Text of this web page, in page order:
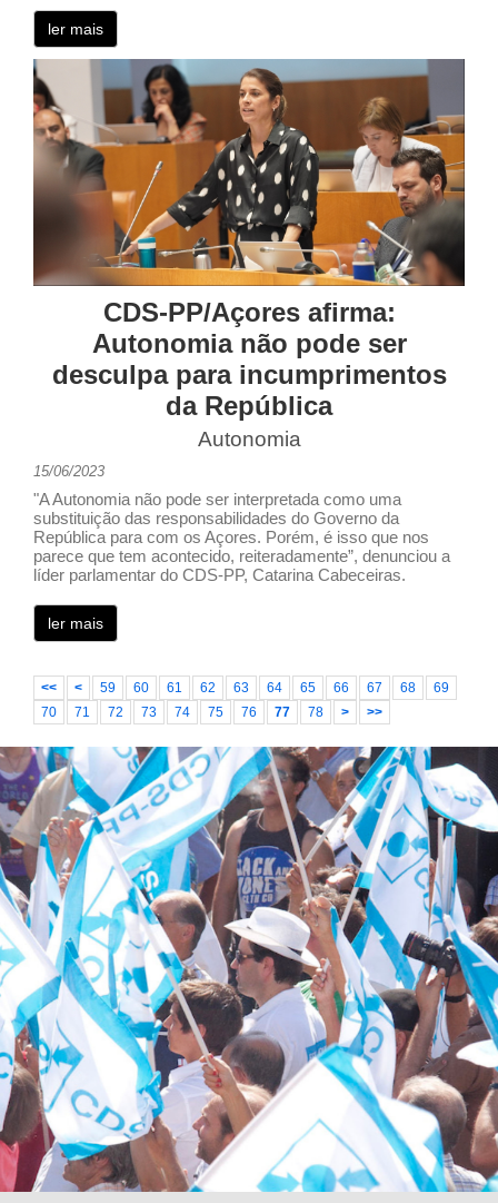
ler mais
CDS-PP/Açores afirma:
Autonomia não pode ser
desculpa para incumprimentos
da República
Autonomia
15/06/2023
"A Autonomia não pode ser interpretada como uma
substituição das responsabilidades do Governo da
República para com os Açores. Porém, é isso que nos
parece que tem acontecido, reiteradamente”, denunciou a
líder parlamentar do CDS-PP, Catarina Cabeceiras.
ler mais
<< < 59 60 61 62 63 64 65 66 67 68
69
70
71 72 73 74 75 76 77 78 > >>